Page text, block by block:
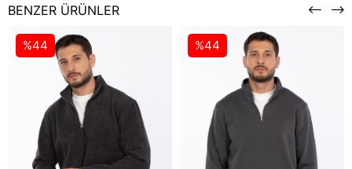
BENZER ÜRÜNLER
%44 %44